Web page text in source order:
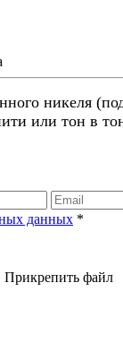
никеля
или тон в
данных *
Прикрепить файл